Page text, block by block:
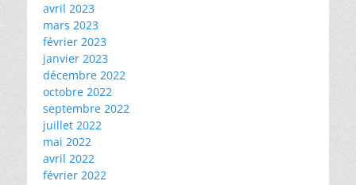
avril 2023
mars 2023
février 2023
janvier 2023
décembre 2022
octobre 2022
septembre 2022
juillet 2022
mai 2022
avril 2022
février 2022